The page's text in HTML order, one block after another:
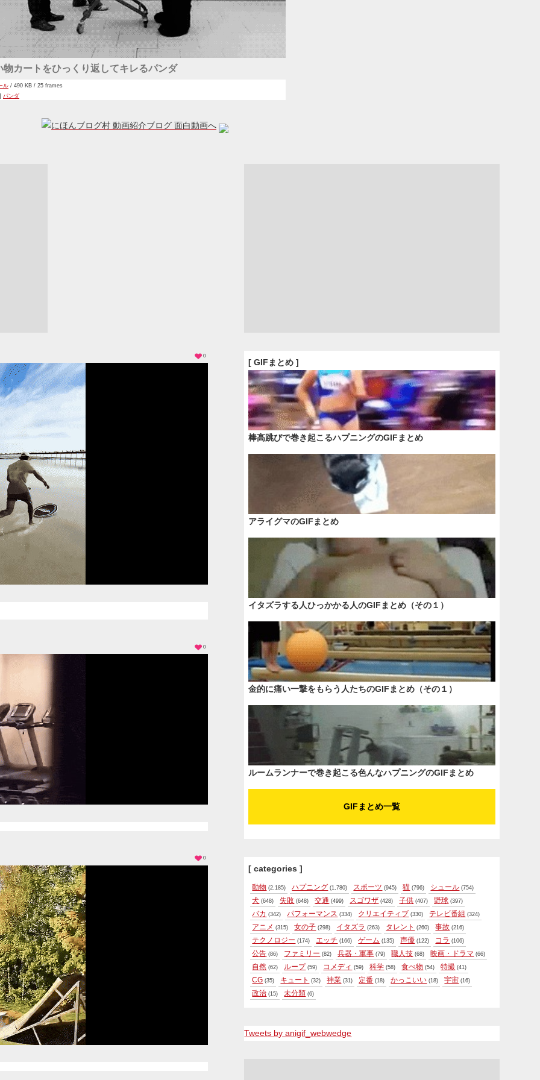
物カートをひっくり返してキレるパンダ
ル / 490 KB / 25 frames
パンダ
0
0
0
[ GIFまとめ ]
棒高跳びで巻き起こるハプニングのGIFまとめ
アライグマのGIFまとめ
イタズラする人ひっかかる人のGIFまとめ（その１）
金的に痛い一撃をもらう人たちのGIFまとめ（その１）
ルームランナーで巻き起こる色んなハプニングのGIFまとめ
GIFまとめ一覧
[ categories ]
動物 (2,185) ハプニング (1,780) スポーツ (945) 猫 (796) シュール (754)
犬 (648) 失敗 (648) 交通 (499) スゴワザ (428) 子供 (407) 野球 (397)
バカ (342) パフォーマンス (334) クリエイティブ (330) テレビ番組 (324)
アニメ (315) 女の子 (298) イタズラ (263) タレント (260) 事故 (216)
テクノロジー (174) エッチ (166) ゲーム (135) 声優 (122) コラ (106)
公告 (86) ファミリー (82) 兵器・軍事 (79) 職人技 (68) 映画・ドラマ (66)
自然 (62) ループ (59) コメディ (59) 科学 (58) 食べ物 (54) 特撮 (41)
CG (35) キュート (32) 神業 (31) 定番 (18) かっこいい (18) 宇宙 (16)
政治 (15) 未分類 (6)
Tweets by anigif_webwedge